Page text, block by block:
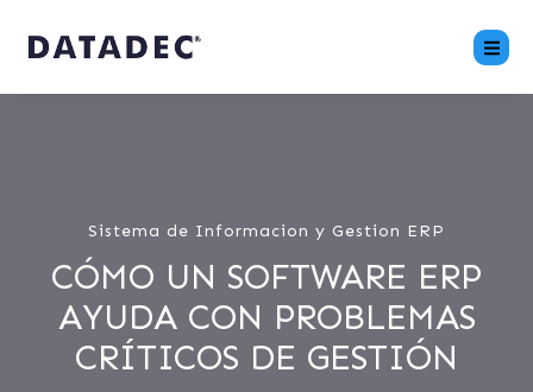
Sistema de Informacion y Gestion ERP
CÓMO UN SOFTWARE ERP
AYUDA CON PROBLEMAS
CRÍTICOS DE GESTIÓN